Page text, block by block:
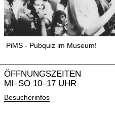
PiMS - Pubquiz im Museum!
ÖFFNUNGSZEITEN
MI–SO 10–17 UHR
Besucherinfos